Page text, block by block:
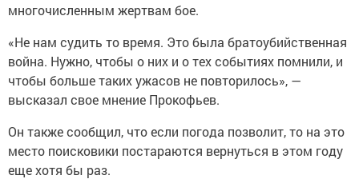
многочисленным жертвам бое.
«Не нам судить то время. Это была братоубийственная
война. Нужно, чтобы о них и о тех событиях помнили, и
чтобы больше таких ужасов не повторилось», —
высказал свое мнение Прокофьев.
Он также сообщил, что если погода позволит, то на это
место поисковики постараются вернуться в этом году
еще хотя бы раз.